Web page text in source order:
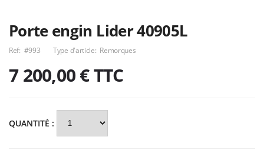
Porte engin Lider 40905L
Ref: #993 Type d'article: Remorques
7 200,00 €TTC
QUANTITÉ :